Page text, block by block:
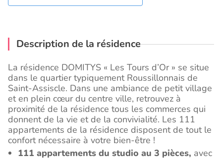
Description de la résidence
La résidence DOMITYS « Les Tours d’Or » se situe
dans le quartier typiquement Roussillonnais de
Saint-Assiscle. Dans une ambiance de petit village
et en plein cœur du centre ville, retrouvez à
proximité de la résidence tous les commerces qui
donnent de la vie et de la convivialité. Les 111
appartements de la résidence disposent de tout le
confort nécessaire à votre bien-être !
111 appartements du studio au 3 pièces, avec